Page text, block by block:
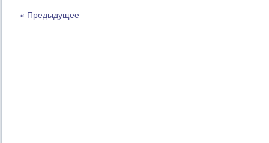
« Предыдущее